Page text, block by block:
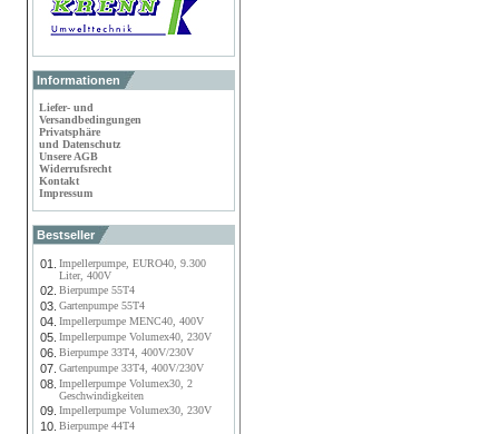
Informationen
Liefer- und
Versandbedingungen
Privatsphäre
und Datenschutz
Unsere AGB
Widerrufsrecht
Kontakt
Impressum
Bestseller
01.
Impellerpumpe, EURO40, 9.300
Liter, 400V
02. Bierpumpe 55T4
03. Gartenpumpe 55T4
04. Impellerpumpe MENC40, 400V
05. Impellerpumpe Volumex40, 230V
06. Bierpumpe 33T4, 400V/230V
07. Gartenpumpe 33T4, 400V/230V
08. Impellerpumpe Volumex30, 2
Geschwindigkeiten
09. Impellerpumpe Volumex30, 230V
10. Bierpumpe 44T4